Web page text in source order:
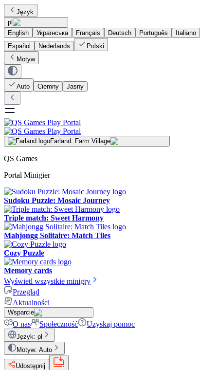
Język
pl
English
Українська Français Deutsch Português
Italiano
Español
Nederlands
Polski
Motyw
Auto Ciemny Jasny
Farland: Farm Village
QS Games
Portal Minigier
Sudoku Puzzle: Mosaic Journey
Triple match: Sweet Harmony
Mahjongg Solitaire: Match Tiles
Cozy Puzzle
Memory cards
Wyświetl wszystkie minigry
Przegląd
Aktualności
Wsparcie
O nas Społeczność Uzyskaj pomoc
Język: pl
Motyw: Auto
Udostępnij